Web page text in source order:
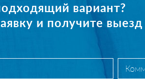
вариант?
и получите